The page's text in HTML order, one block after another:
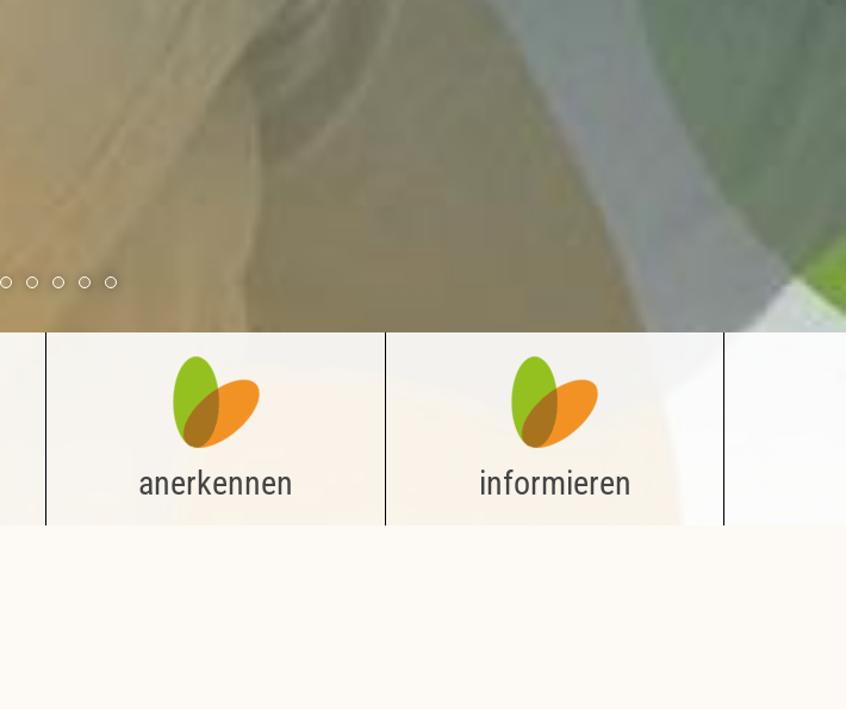
anerkennen informieren